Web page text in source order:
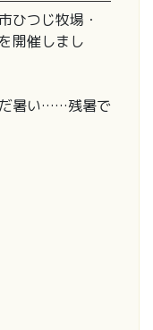
ひつじ牧場・
開催しまし
暑い……残暑で